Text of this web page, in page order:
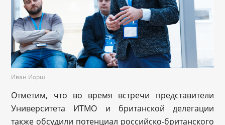
Иван Иорш
Отметим, что во время встречи представители
Университета ИТМО и британской делегации
также обсудили потенциал российско-британского